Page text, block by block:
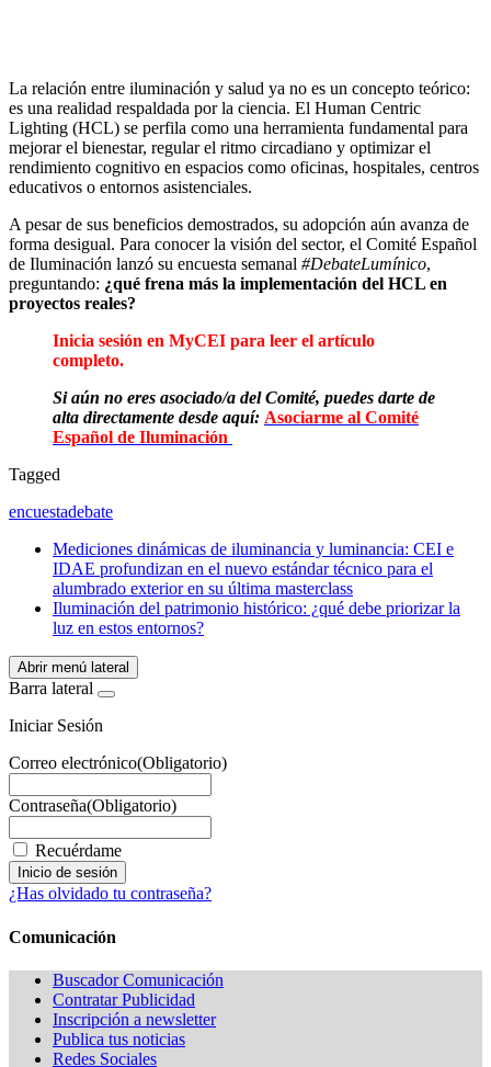
WhatsApp
La relación entre iluminación y salud ya no es un concepto teórico:
es una realidad respaldada por la ciencia. El Human Centric
Lighting (HCL) se perfila como una herramienta fundamental para
mejorar el bienestar, regular el ritmo circadiano y optimizar el
rendimiento cognitivo en espacios como oficinas, hospitales, centros
educativos o entornos asistenciales.
A pesar de sus beneficios demostrados, su adopción aún avanza de
forma desigual. Para conocer la visión del sector, el Comité Español
de Iluminación lanzó su encuesta semanal #DebateLumínico,
preguntando: ¿qué frena más la implementación del HCL en
proyectos reales?
Inicia sesión en MyCEI para leer el artículo
completo.
Si aún no eres asociado/a del Comité, puedes darte de
alta directamente desde aquí: Asociarme al Comité
Español de Iluminación
Tagged
encuestadebate
Mediciones dinámicas de iluminancia y luminancia: CEI e
IDAE profundizan en el nuevo estándar técnico para el
alumbrado exterior en su última masterclass
Iluminación del patrimonio histórico: ¿qué debe priorizar la
luz en estos entornos?
Abrir menú lateral
Barra lateral
Iniciar Sesión
Correo electrónico(Obligatorio)
Contraseña(Obligatorio)
Recuérdame
¿Has olvidado tu contraseña?
Comunicación
Buscador Comunicación
Contratar Publicidad
Inscripción a newsletter
Publica tus noticias
Redes Sociales